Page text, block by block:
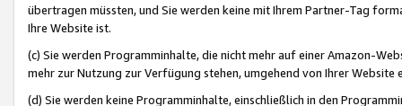
übertragen müssten, und Sie werden keine mit Ihrem Partner-Tag
Ihre Website ist.
(c) Sie werden Programminhalte, die nicht mehr auf einer Amazon-
mehr zur Nutzung zur Verfügung stehen, umgehend von Ihrer
(d) Sie werden keine Programminhalte, einschließlich in den